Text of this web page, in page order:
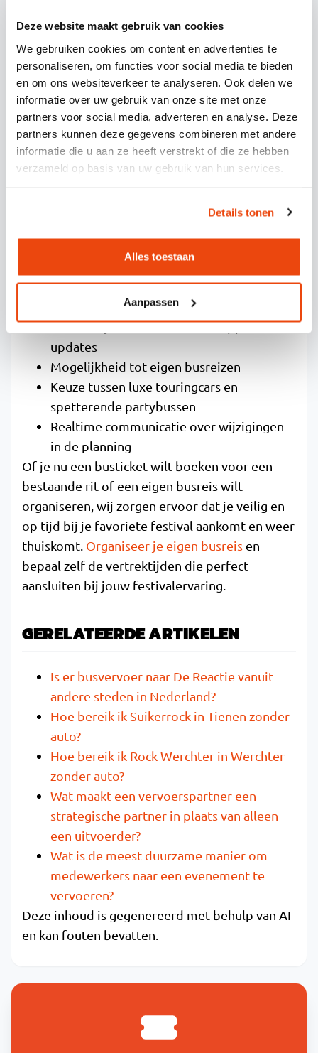
Deze website maakt gebruik van cookies
We gebruiken cookies om content en advertenties te
personaliseren, om functies voor social media te bieden
en om ons websiteverkeer te analyseren. Ook delen we
informatie over uw gebruik van onze site met onze
partners voor social media, adverteren en analyse. Deze
partners kunnen deze gegevens combineren met andere
informatie die u aan ze heeft verstrekt of die ze hebben
verzameld op basis van uw gebruik van hun services.
Details tonen
Alles toestaan
Aanpassen
kun je altijd vragen stellen over vertrektijden,
opstapplaatsen of andere praktische zaken
rondom je busreis naar het festival.
HOE ELEVEN TRAVEL HELPT MET
DE PLANNING VAN
FESTIVALVERVOER
festivalvervoer, waarbij jij je kunt focussen op
het feest terwijl wij de logistiek regelen. Onze
Flexibele vertrektijden die aansluiten bij
festivalprogramma’s
Persoonlijk contact via WhatsApp voor alle
updates
Mogelijkheid tot eigen busreizen
Keuze tussen luxe touringcars en
spetterende partybussen
Realtime communicatie over wijzigingen
in de planning
Of je nu een busticket wilt boeken voor een
bestaande rit of een eigen busreis wilt
organiseren, wij zorgen ervoor dat je veilig en
op tijd bij je favoriete festival aankomt en weer
thuiskomt. Organiseer je eigen busreis en
bepaal zelf de vertrektijden die perfect
aansluiten bij jouw festivalervaring.
GERELATEERDE ARTIKELEN
Is er busvervoer naar De Reactie vanuit
andere steden in Nederland?
Hoe bereik ik Suikerrock in Tienen zonder
auto?
Hoe bereik ik Rock Werchter in Werchter
zonder auto?
Wat maakt een vervoerspartner een
strategische partner in plaats van alleen
een uitvoerder?
Wat is de meest duurzame manier om
medewerkers naar een evenement te
vervoeren?
Deze inhoud is gegenereerd met behulp van AI
en kan fouten bevatten.